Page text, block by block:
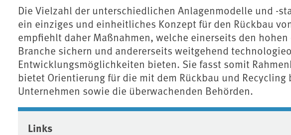
Die Vielzahl der unterschiedlichen Anlagenmodelle und -
ein einziges und einheitliches Konzept für den Rückbau
empfiehlt daher Maßnahmen, welche einerseits den
Branche sichern und andererseits weitgehend
Entwicklungsmöglichkeiten bieten. Sie fasst somit
bietet Orientierung für die mit dem Rückbau und
Unternehmen sowie die überwachenden Behörden.
Associated content
Links